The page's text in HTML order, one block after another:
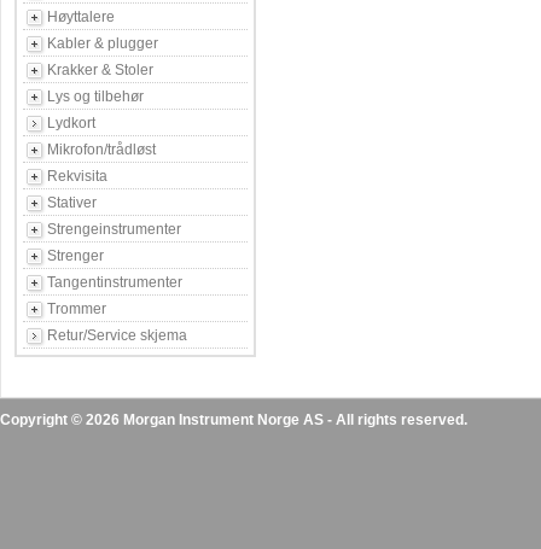
Høyttalere
Kabler & plugger
Krakker & Stoler
Lys og tilbehør
Lydkort
Mikrofon/trådløst
Rekvisita
Stativer
Strengeinstrumenter
Strenger
Tangentinstrumenter
Trommer
Retur/Service skjema
Copyright © 2026 Morgan Instrument Norge AS - All rights reserved.